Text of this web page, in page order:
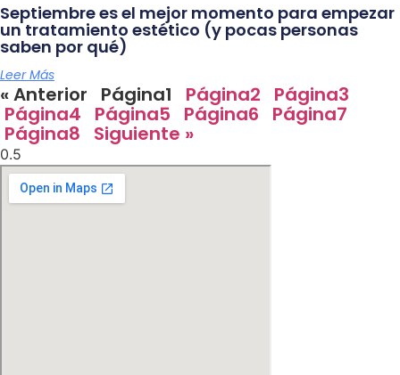
Septiembre es el mejor momento para empezar
un tratamiento estético (y pocas personas
saben por qué)
Leer Más
« Anterior Página1 Página2 Página3
Página4 Página5 Página6 Página7
Página8 Siguiente »